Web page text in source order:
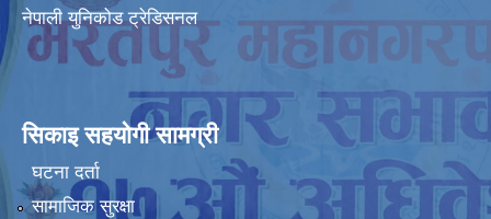
नेपाली युनिकोड ट्रेडिसनल
सिकाइ सहयोगी सामग्री
घटना दर्ता
सामाजिक सुरक्षा